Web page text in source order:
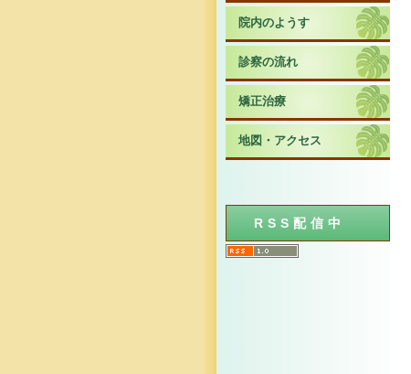
院内のようす
診察の流れ
矯正治療
地図・アクセス
RSS配信中